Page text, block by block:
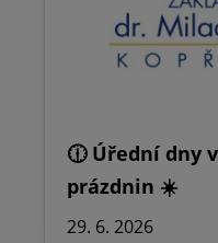
🕧 Úřední dny
prázdnin ☀️
29. 6. 2026